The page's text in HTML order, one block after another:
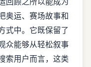
奥运、赛场故事和
式中。它既保留了
众能够从轻松叙事
索用户而言，这类